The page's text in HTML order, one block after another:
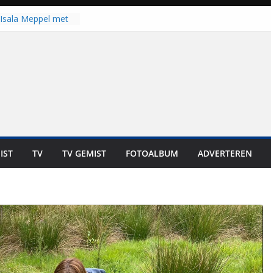
Meppel met
niet in geld uit te
TV TV GEMIST FOTOALBUM ADVERTEREN